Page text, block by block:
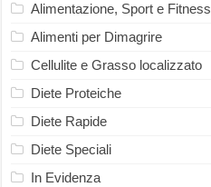
Alimentazione, Sport e Fitness
Alimenti per Dimagrire
Cellulite e Grasso localizzato
Diete Proteiche
Diete Rapide
Diete Speciali
In Evidenza